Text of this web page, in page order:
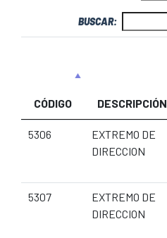
BUSCAR:
CÓDIGO DESCRIPCIÓN
5306
EXTREMO DE
DIRECCION
5307
EXTREMO DE
DIRECCION